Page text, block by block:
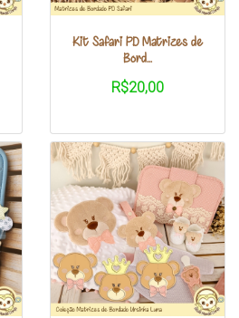
Kit Safari PD Matrizes de
Bord...
R$20,00